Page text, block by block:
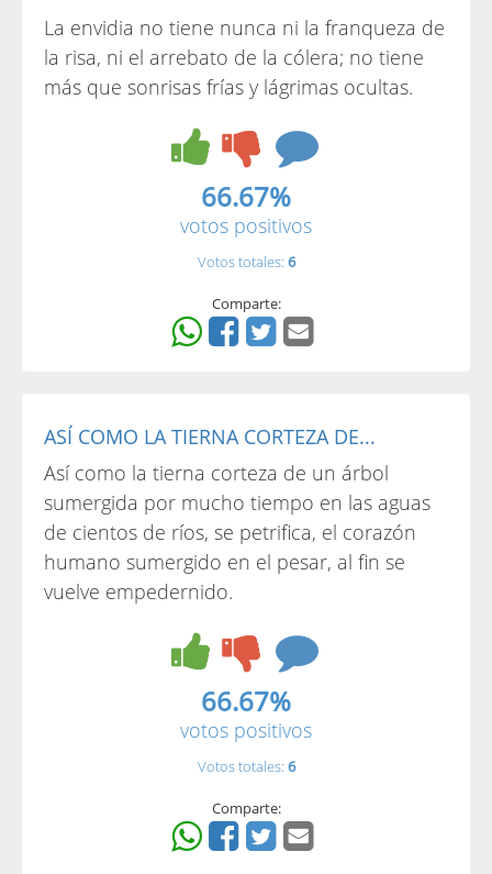
La envidia no tiene nunca ni la franqueza de
la risa, ni el arrebato de la cólera; no tiene
más que sonrisas frías y lágrimas ocultas.
66.67%
votos positivos
Votos totales: 6
Comparte:
ASÍ COMO LA TIERNA CORTEZA DE...
Así como la tierna corteza de un árbol
sumergida por mucho tiempo en las aguas
de cientos de ríos, se petrifica, el corazón
humano sumergido en el pesar, al fin se
vuelve empedernido.
66.67%
votos positivos
Votos totales: 6
Comparte: